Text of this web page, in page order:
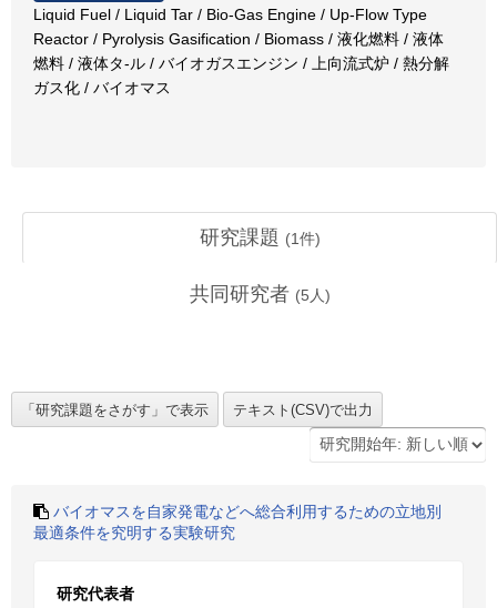
Liquid Fuel / Liquid Tar / Bio-Gas Engine / Up-Flow Type
Reactor / Pyrolysis Gasification / Biomass / 液化燃料 / 液体
燃料 / 液体タ-ル / バイオガスエンジン / 上向流式炉 / 熱分解
ガス化 / バイオマス
研究課題 (1件)
共同研究者 (5 人)
バイオマスを自家発電などへ総合利用するための立地別
最適条件を究明する実験研究
研究代表者